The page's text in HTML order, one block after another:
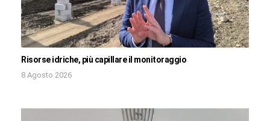
Risorse idriche, più capillare il monitoraggio
8 Agosto 2026